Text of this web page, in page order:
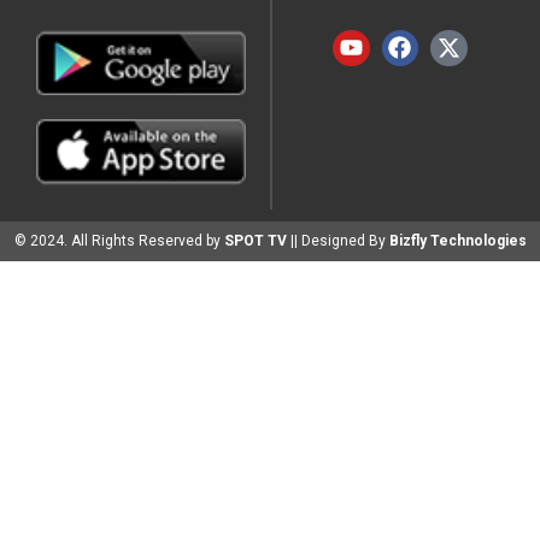
© 2024. All Rights Reserved by SPOT TV || Designed By Bizfly Technologies